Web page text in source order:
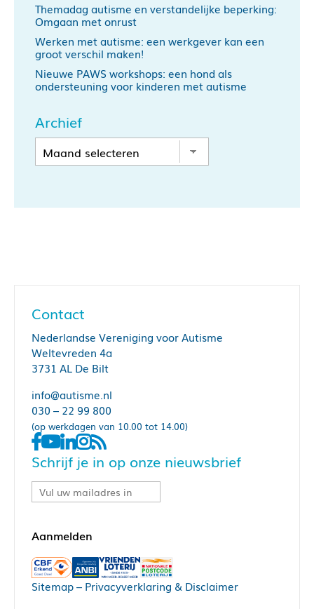
Themadag autisme en verstandelijke beperking:
Omgaan met onrust
Werken met autisme: een werkgever kan een
groot verschil maken!
Nieuwe PAWS workshops: een hond als
ondersteuning voor kinderen met autisme
Archief
Contact
Nederlandse Vereniging voor Autisme
Weltevreden 4a
3731 AL De Bilt
info@autisme.nl
030 – 22 99 800
(op werkdagen van 10.00 tot 14.00)
Schrijf je in op onze nieuwsbrief
Sitemap– Privacyverklaring & Disclaimer